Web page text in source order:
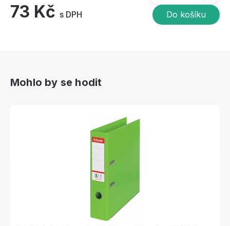
73 Kč s DPH
Do košíku
Mohlo by se hodit